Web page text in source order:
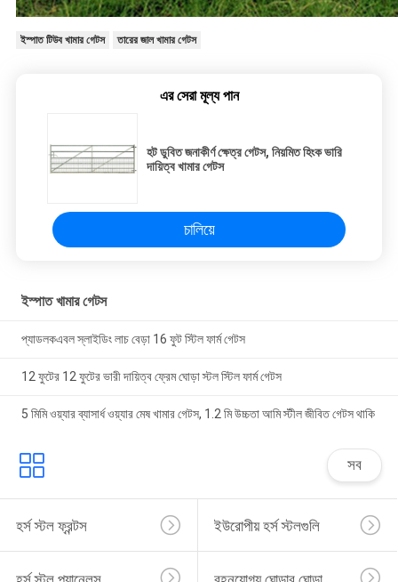
ইস্পাত টিউব খামার গেটস তারের জাল খামার গেটস
এর সেরা মূল্য পান
হট ডুবিত জনাকীর্ণ ক্ষেত্র গেটস, নিয়মিত হিংক ভারি
দায়িত্ব খামার গেটস
চালিয়ে
ইস্পাত খামার গেটস
প্যাডলকএবল স্লাইডিং লাচ বেড়া 16 ফুট স্টিল ফার্ম গেটস
12 ফুটের 12 ফুটের ভারী দায়িত্ব ফ্রেম ঘোড়া স্টল স্টিল ফার্ম গেটস
5 মিমি ওয়্যার ব্যাসার্ধ ওয়্যার মেষ খামার গেটস, 1.2 মি উচ্চতা আমি স্টীল জীবিত গেটস থাকি
সব
হর্স স্টল ফ্রন্টস ইউরোপীয় হর্স স্টলগুলি